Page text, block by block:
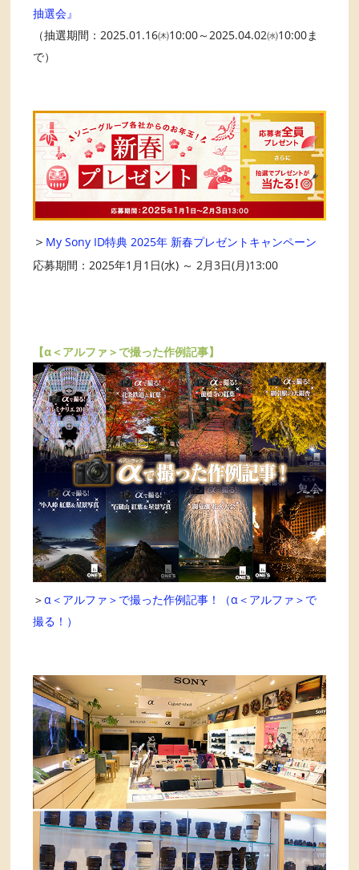
抽選会』
（抽選期間：2025.01.16㈭10:00～2025.04.02㈬10:00ま
で）
＞ My Sony ID特典 2025年 新春プレゼントキャンペーン
応募期間：2025年1月1日(水) ～ 2月3日(月)13:00
【α＜アルファ＞で撮った作例記事】
＞α＜アルファ＞で撮った作例記事！（α＜アルファ＞で
撮る！）